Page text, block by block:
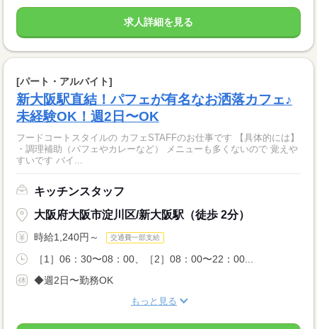
求人詳細を見る
[パート・アルバイト]
新大阪駅直結！パフェが有名なお洒落カフェ♪
未経験OK！週2日〜OK
フードコートスタイルの カフェSTAFFのお仕事です 【具体的には】
・調理補助（パフェやカレーなど） メニューも多くないので 覚えや
すいです バイ...
キッチンスタッフ
大阪府大阪市淀川区/新大阪駅（徒歩 2分）
時給1,240円～ 交通費一部支給
［1］06：30〜08：00、［2］08：00〜22：00...
◆週2日〜勤務OK
もっと見る